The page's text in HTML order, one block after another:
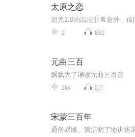
太原之恋
2 832
元曲三百
飘飘为了诵读元曲三百首
264 2万
宋蒙三百年
通俗易懂、简洁明了地讲述